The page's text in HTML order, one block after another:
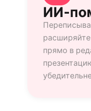
ИИ-
прямо в